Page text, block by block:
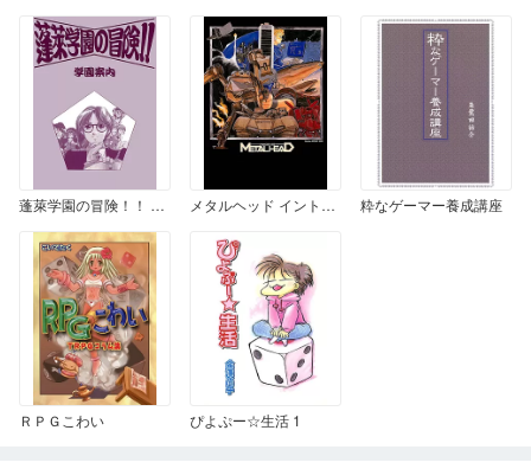
蓬萊学園の冒険！！ 学園案内 メタルヘッド イントロダクション (コミック) 粋なゲーマー養成講座
ＲＰＧこわい ぴよぷー☆生活 1